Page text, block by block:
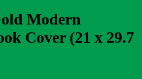
Modern
Cover (21 x 29.7